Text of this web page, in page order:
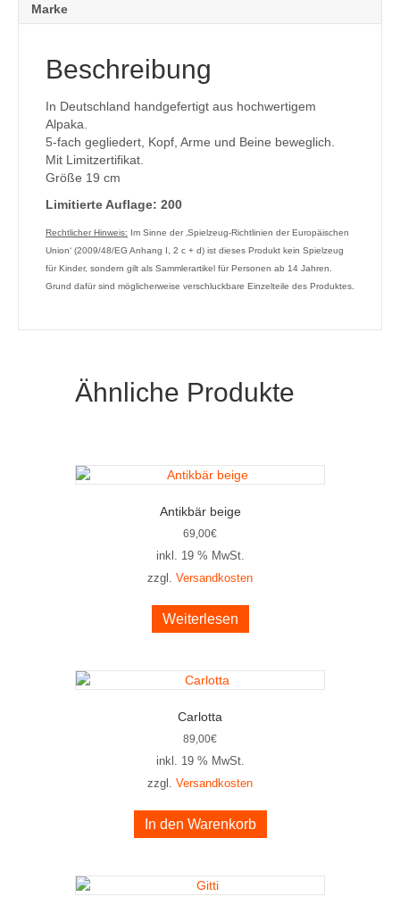
Marke
Beschreibung
In Deutschland handgefertigt aus hochwertigem
Alpaka.
5-fach gegliedert, Kopf, Arme und Beine beweglich.
Mit Limitzertifikat.
Größe 19 cm
Limitierte Auflage: 200
Rechtlicher Hinweis: Im Sinne der ‚Spielzeug-Richtlinien der Europäischen
Union‘ (2009/48/EG Anhang I, 2 c + d) ist dieses Produkt kein Spielzeug
für Kinder, sondern gilt als Sammlerartikel für Personen ab 14 Jahren.
Grund dafür sind möglicherweise verschluckbare Einzelteile des Produktes.
Ähnliche Produkte
Antikbär beige
69,00€
inkl. 19 % MwSt.
zzgl. Versandkosten
Weiterlesen
Carlotta
89,00€
inkl. 19 % MwSt.
zzgl. Versandkosten
In den Warenkorb